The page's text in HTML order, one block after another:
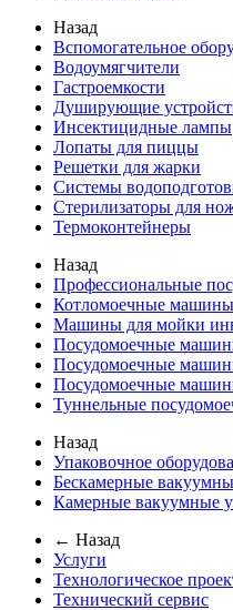
Назад
Вспомогательное
Водоумягчители
Гастроемкости
Душирующие
Инсектицидные лампы
Лопаты для пиццы
Решетки для жарки
Системы
Стерилизаторы для
Термоконтейнеры
Назад
Профессиональные
Котломоечные машины
Машины для мойки
Посудомоечные
Посудомоечные
Посудомоечные
Туннельные
Назад
Упаковочное
Бескамерные
Камерные вакуумные
← Назад
Услуги
Технологическое
Технический сервис